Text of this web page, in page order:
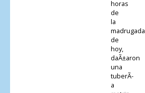
horas
de
la
madrugada
de
hoy,
daÃ±aron
una
tuberÃ­
a